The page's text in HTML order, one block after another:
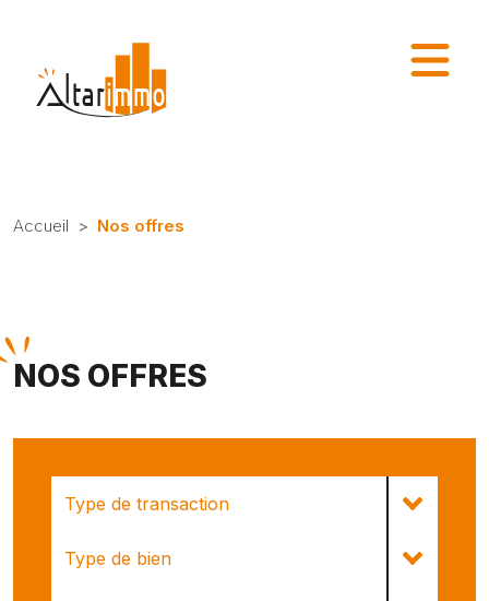
Accueil Nos offres
NOS OFFRES
Type de transaction
Type de bien